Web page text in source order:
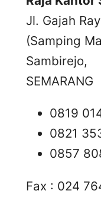
Jl. Gajah
(Samping
Sambirejo,
SEMARANG
0819
0821
0857
Fax : 024